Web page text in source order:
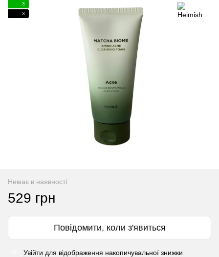
3
3
Немає в наявності
529 грн
Повідомити, коли з'явиться
Увійти для відображення накопичувальної знижки